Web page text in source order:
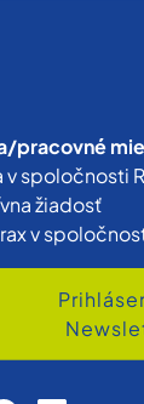
pracovné
v spoločnosti
žiadosť
v